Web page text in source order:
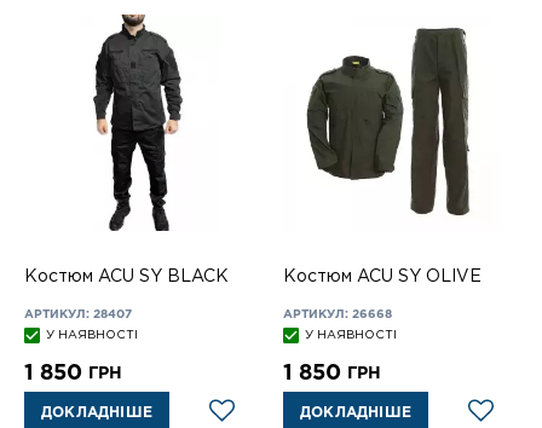
Костюм ACU SY BLACK
АРТИКУЛ: 28407
У НАЯВНОСТІ
1 850 ГРН
ДОКЛАДНІШЕ
Костюм ACU SY OLIVE
АРТИКУЛ: 26668
У НАЯВНОСТІ
1 850 ГРН
ДОКЛАДНІШЕ